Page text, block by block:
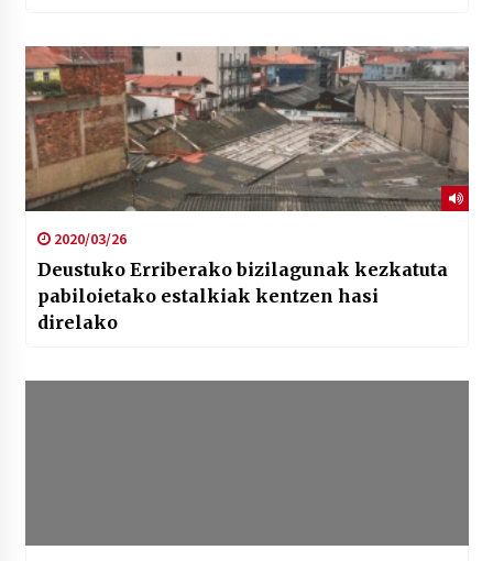
2020/03/26
Deustuko Erriberako bizilagunak kezkatuta
pabiloietako estalkiak kentzen hasi
direlako